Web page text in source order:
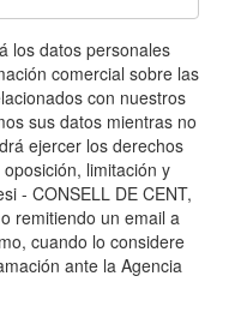
los datos personales
comercial sobre las
con nuestros
sus datos mientras no
ejercer los derechos
limitación y
- CONSELL DE CENT,
remitiendo un email a
cuando lo considere
ante la Agencia